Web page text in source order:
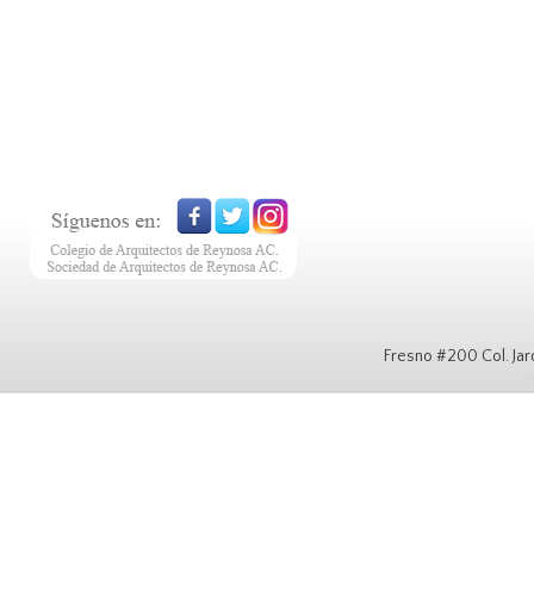
Fresno #200 Col.